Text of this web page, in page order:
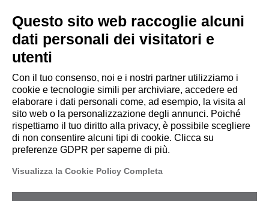
BLOG
NEWS
© 2026 CYBEROO.
Sede Legale: via Brigata Reggio, 37 – 42124
amministrazione@pec.cyberoo.com
Questo sito web raccoglie alcuni
dati personali dei visitatori e
utenti
Con il tuo consenso, noi e i nostri partner utilizziamo i
cookie e tecnologie simili per archiviare, accedere ed
elaborare i dati personali come, ad esempio, la visita al
sito web o la personalizzazione degli annunci. Poiché
rispettiamo il tuo diritto alla privacy, è possibile scegliere
di non consentire alcuni tipi di cookie. Clicca su
preferenze GDPR per saperne di più.
Visualizza la Cookie Policy Completa